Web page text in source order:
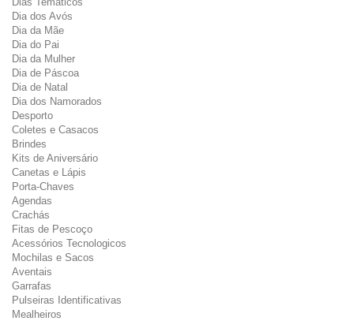
Dia dos Avós
Dia da Mãe
Dia do Pai
Dia da Mulher
Dia de Páscoa
Dia de Natal
Dia dos Namorados
Desporto
Coletes e Casacos
Brindes
Kits de Aniversário
Canetas e Lápis
Porta-Chaves
Agendas
Crachás
Fitas de Pescoço
Acessórios Tecnologicos
Mochilas e Sacos
Aventais
Garrafas
Pulseiras Identificativas
Mealheiros